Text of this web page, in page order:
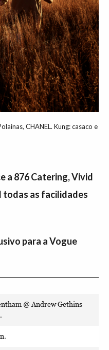
CHANEL. Kung: casaco e
a 876 Catering, Vivid
todas as facilidades
para a Vogue
@ Andrew Gethins